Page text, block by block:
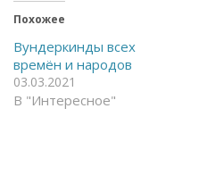
к
ы
т
ь
н
а
F
л
и
т
я
Похожее
Вундеркинды всех
времён и народов
03.03.2021
В "Интересное"